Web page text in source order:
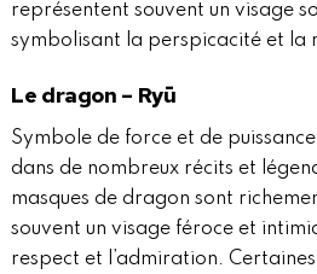
représentent souvent un visage
symbolisant la perspicacité et la
Le dragon – Ryū
Symbole de force et de
dans de nombreux récits et
masques de dragon sont
souvent un visage féroce et
respect et l’admiration.